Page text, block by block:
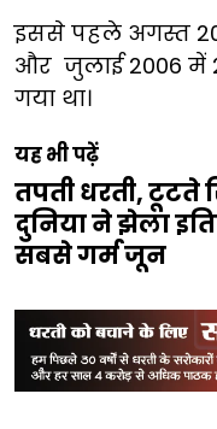
इससे पहले अगस्त
और जुलाई 2006 में
गया था।
यह भी पढ़ें
तपती धरती, टूटते
दुनिया ने झेला
सबसे गर्म जून